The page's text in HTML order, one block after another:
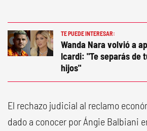
TE PUEDE INTERESAR:
Wanda Nara volvió a
Icardi: "Te separás de
hijos"
El rechazo judicial al reclamo
dado a conocer por Ángie Balbiani